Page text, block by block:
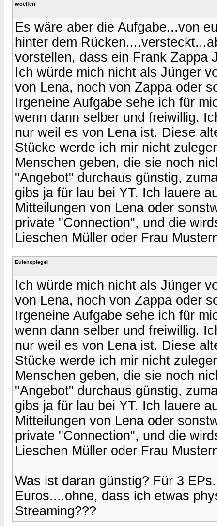
woelfen
Es wäre aber die Aufgabe...von
hinter dem
vorstellen, dass ein Frank Zappa
Ich würde mich nicht als Jünger
von Lena, noch von Zappa oder
Irgeneine Aufgabe sehe ich für
wenn dann selber und freiwillig.
nur weil es von Lena ist. Diese
Stücke werde ich mir nicht
Menschen geben, die sie noch
"Angebot" durchaus günstig,
gibs ja für lau bei YT. Ich lauere
Mitteilungen von Lena oder
private "Connection", und die
Lieschen Müller oder Frau
Eulenspiegel
Ich würde mich nicht als Jünger
von Lena, noch von Zappa oder
Irgeneine Aufgabe sehe ich für
wenn dann selber und freiwillig.
nur weil es von Lena ist. Diese
Stücke werde ich mir nicht
Menschen geben, die sie noch
"Angebot" durchaus günstig,
gibs ja für lau bei YT. Ich lauere
Mitteilungen von Lena oder
private "Connection", und die
Lieschen Müller oder Frau
Was ist daran günstig? Für 3
Euros....ohne, dass ich etwas
Streaming???